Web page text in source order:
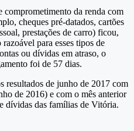
comprometimento da renda com
cheques pré-datados, cartões
prestações de carro) ficou,
para esses tipos de
ou dívidas em atraso, o
foi de 57 dias.
resultados de junho de 2017 com
de 2016) e com o mês anterior
dívidas das famílias de Vitória.